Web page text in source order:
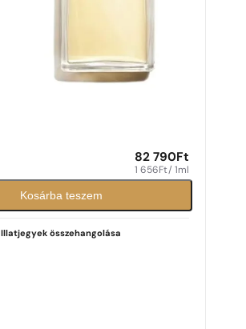
82 790 Ft
1 656 Ft/ 1ml
Kosárba teszem
Illatjegyek összehangolása